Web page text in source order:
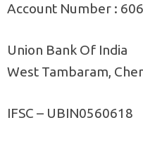
Account Number :
Union Bank Of India
West Tambaram,
IFSC – UBIN0560618